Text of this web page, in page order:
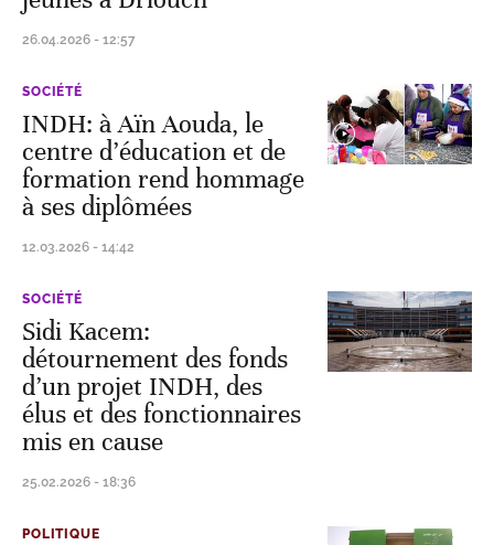
26.04.2026 - 12:57
SOCIÉTÉ
INDH: à Aïn Aouda, le
centre d’éducation et de
formation rend hommage
à ses diplômées
12.03.2026 - 14:42
SOCIÉTÉ
Sidi Kacem:
détournement des fonds
d’un projet INDH, des
élus et des fonctionnaires
mis en cause
25.02.2026 - 18:36
POLITIQUE